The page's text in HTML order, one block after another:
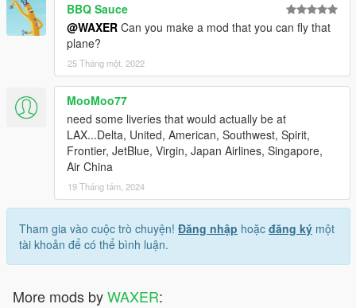
BBQ Sauce
@WAXER Can you make a mod that you can fly that
plane?
25 Tháng một, 2022
MooMoo77
need some liveries that would actually be at
LAX...Delta, United, American, Southwest, Spirit,
Frontier, JetBlue, Virgin, Japan Airlines, Singapore,
Air China
19 Tháng tám, 2024
Tham gia vào cuộc trò chuyện! Đăng nhập hoặc đăng ký một
tài khoản để có thể bình luận.
More mods byWAXER: